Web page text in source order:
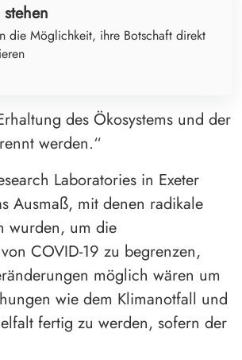
die Möglichkeit, ihre Botschaft direkt
des Ökosystems und der
werden.“
Laboratories in Exeter
Ausmaß, mit denen radikale
wurden, um die
COVID-19 zu begrenzen,
möglich wären um
wie dem Klimanotfall und
fertig zu werden, sofern der